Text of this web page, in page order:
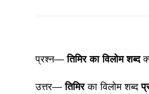
प्रश्न—तिमिर का विलोम शब्द
उत्तर—तिमिरका विलोम शब्द